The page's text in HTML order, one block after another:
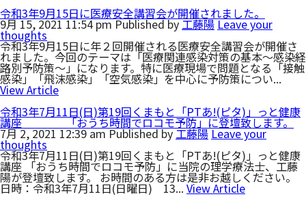
令和3年9月15日に医療安全講習会が開催されました。
9月 15, 2021 11:54 pmPublished by工藤陽Leave your
thoughts
令和3年9月15日に年２回開催される医療安全講習会が開催さ
れました。今回のテーマは「医療関連感染対策の基本～感染経
路別予防策～」になります。特に医療現場で問題となる「接触
感染」「飛沫感染」「空気感染」を中心に予防策につい...
View Article
令和3年7月11日(日)第19回くまもと「PTあ!(ピタ)」っと健康
講座 「おうち時間でロコモ予防」に登壇致します。
7月 2, 2021 12:39 amPublished by工藤陽Leave your
thoughts
令和3年7月11日(日)第19回くまもと「PTあ!(ピタ)」っと健康
講座 「おうち時間でロコモ予防」に当院の理学療法士、工藤
陽が登壇致します。 お時間のある方は是非お越しください。
日時：令和3年7月11日(日曜日) 13... View Article